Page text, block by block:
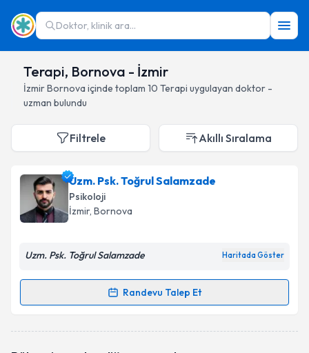
Doktor, klinik ara...
Terapi, Bornova - İzmir
İzmirBornova içinde toplam 10 Terapi uygulayan doktor -
uzman bulundu
Filtrele Akıllı Sıralama
Uzm. Psk. Toğrul Salamzade
Psikoloji
İzmir, Bornova
Uzm. Psk. Toğrul Salamzade Haritada Göster
Randevu Talep Et
Randevu Takvimi Talebi